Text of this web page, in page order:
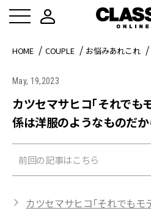
HOME COUPLE お悩みあれこれ
May, 19,2023
カツセマサヒコ「それでも
係は洋服のようなものだか
前回の記事はこちら
カツセマサヒコ「それでもモ